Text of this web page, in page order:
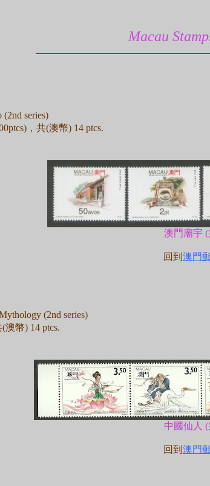
Macau
series)
，共(澳幣) 14 ptcs.
澳門廟宇
回到 澳門
(2nd series)
澳幣) 14 ptcs.
中國仙人
回到 澳門